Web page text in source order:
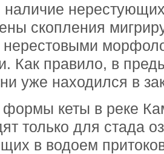
наличие
скопления
Как правило, в
уже находился в
формы кеты в реке
только для стада
в водоем